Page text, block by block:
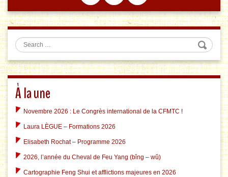
Search
À la une
Novembre 2026 : Le Congrès international de la CFMTC !
Laura LÈGUE – Formations 2026
Elisabeth Rochat – Programme 2026
2026, l’année du Cheval de Feu Yang (bǐng – wǔ)
Cartographie Feng Shui et afflictions majeures en 2026